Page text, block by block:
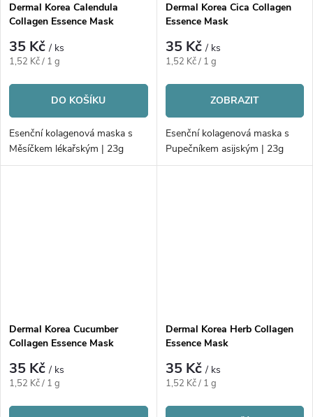
Dermal Korea Calendula
Collagen Essence Mask
35 Kč/ ks
Měrná
1,52 Kč / 1 g
DO KOŠÍKU
Esenční kolagenová maska s
Měsíčkem lékařským | 23g
Dermal Korea Cica Collagen
Essence Mask
35 Kč/ ks
Měrná
1,52 Kč / 1 g
ZOBRAZIT
Esenční kolagenová maska s
Pupečníkem asijským | 23g
Dermal Korea Cucumber
Collagen Essence Mask
35 Kč/ ks
Měrná
1,52 Kč / 1 g
Dermal Korea Herb Collagen
Essence Mask
35 Kč/ ks
Měrná
1,52 Kč / 1 g